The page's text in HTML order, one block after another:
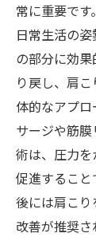
常に重要です
日常生活の
の部分に効
り戻し、肩
体的なアプ
サージや筋
術は、圧力
促進するこ
後には肩こ
改善が推奨